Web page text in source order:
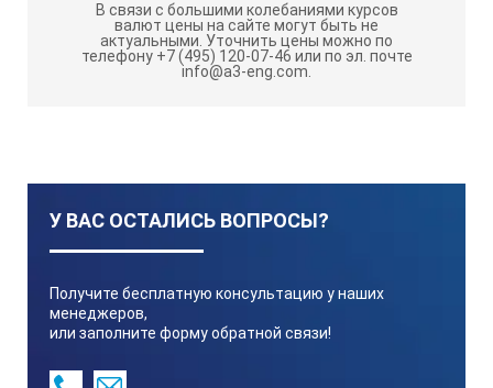
Примечание
Длина, мм
194
В связи с большими колебаниями курсов
валют цены на сайте могут быть не
актуальными. Уточнить цены можно по
телефону +7 (495) 120-07-46 или по эл. почте
info@a3-eng.com.
У ВАС ОСТАЛИСЬ ВОПРОСЫ?
Получите бесплатную консультацию у наших
менеджеров,
или заполните форму обратной связи!